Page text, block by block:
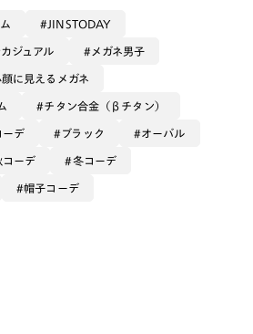
ていますので
もあり、
合うように
レンズ形状に
JINSTODAY
カジュアル メガネ男子
顔に見えるメガネ
チタン合金（βチタン）
ーデ ブラック オーバル
コーデ 冬コーデ
帽子コーデ